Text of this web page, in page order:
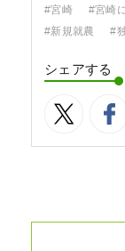
#宮崎 #宮崎
#新規就農
#
シェアする